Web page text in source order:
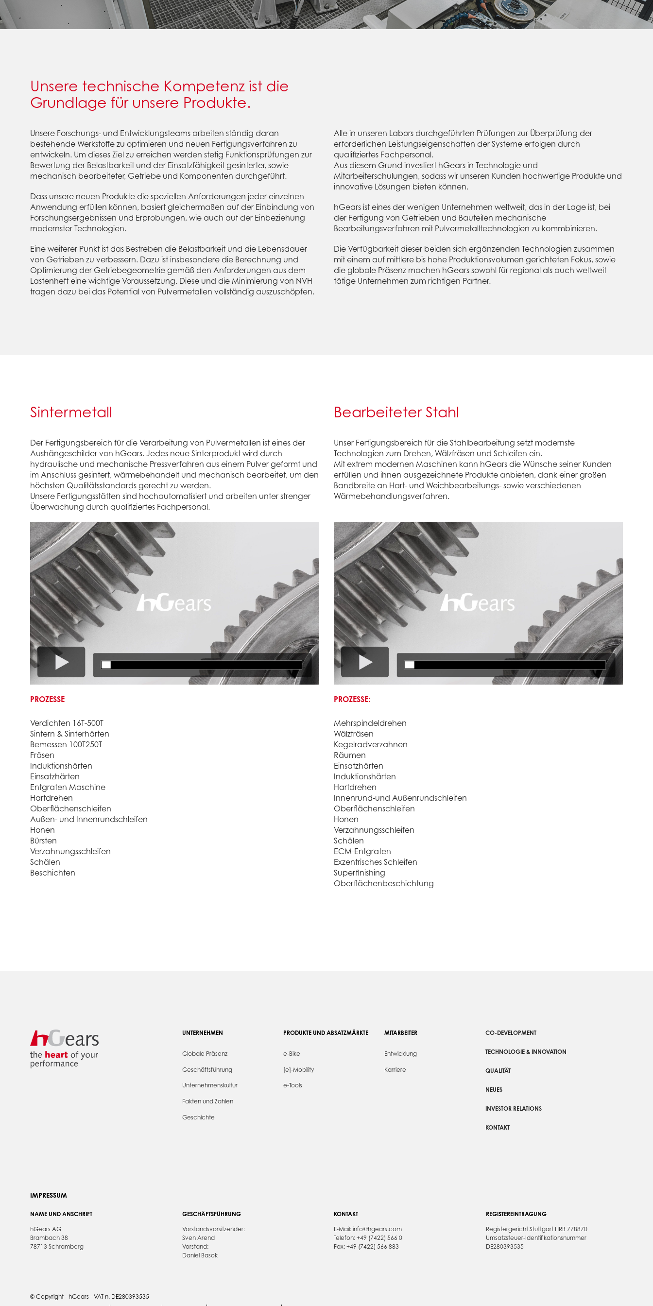
Unsere technische Kompetenz ist die
Grundlage für unsere Produkte.
Unsere Forschungs- und Entwicklungsteams arbeiten ständig daran
bestehende Werkstoffe zu optimieren und neuen Fertigungsverfahren zu
entwickeln. Um dieses Ziel zu erreichen werden stetig Funktionsprüfungen zur
Bewertung der Belastbarkeit und der Einsatzfähigkeit gesinterter, sowie
mechanisch bearbeiteter, Getriebe und Komponenten durchgeführt.
Dass unsere neuen Produkte die speziellen Anforderungen jeder einzelnen
Anwendung erfüllen können, basiert gleichermaßen auf der Einbindung von
Forschungsergebnissen und Erprobungen, wie auch auf der Einbeziehung
modernster Technologien.
Eine weiterer Punkt ist das Bestreben die Belastbarkeit und die Lebensdauer
von Getrieben zu verbessern. Dazu ist insbesondere die Berechnung und
Optimierung der Getriebegeometrie gemäß den Anforderungen aus dem
Lastenheft eine wichtige Voraussetzung. Diese und die Minimierung von NVH
tragen dazu bei das Potential von Pulvermetallen vollständig auszuschöpfen.
Alle in unseren Labors durchgeführten Prüfungen zur Überprüfung der
erforderlichen Leistungseigenschaften der Systeme erfolgen durch
qualifiziertes Fachpersonal.
Aus diesem Grund investiert hGears in Technologie und
Mitarbeiterschulungen, sodass wir unseren Kunden hochwertige Produkte und
innovative Lösungen bieten können.
hGears ist eines der wenigen Unternehmen weltweit, das in der Lage ist, bei
der Fertigung von Getrieben und Bauteilen mechanische
Bearbeitungsverfahren mit Pulvermetalltechnologien zu kommbinieren.
Die Verfügbarkeit dieser beiden sich ergänzenden Technologien zusammen
mit einem auf mittlere bis hohe Produktionsvolumen gerichteten Fokus, sowie
die globale Präsenz machen hGears sowohl für regional als auch weltweit
tätige Unternehmen zum richtigen Partner.
Sintermetall
Der Fertigungsbereich für die Verarbeitung von Pulvermetallen ist eines der
Aushängeschilder von hGears. Jedes neue Sinterprodukt wird durch
hydraulische und mechanische Pressverfahren aus einem Pulver geformt und
im Anschluss gesintert, wärmebehandelt und mechanisch bearbeitet, um den
höchsten Qualitätsstandards gerecht zu werden.
Unsere Fertigungsstätten sind hochautomatisiert und arbeiten unter strenger
Überwachung durch qualifiziertes Fachpersonal.
PROZESSE
Verdichten 16T-500T
Sintern & Sinterhärten
Bemessen 100T250T
Fräsen
Induktionshärten
Einsatzhärten
Entgraten Maschine
Hartdrehen
Oberflächenschleifen
Außen- und Innenrundschleifen
Honen
Bürsten
Verzahnungsschleifen
Schälen
Beschichten
Bearbeiteter Stahl
Unser Fertigungsbereich für die Stahlbearbeitung setzt modernste
Technologien zum Drehen, Wälzfräsen und Schleifen ein.
Mit extrem modernen Maschinen kann hGears die Wünsche seiner Kunden
erfüllen und ihnen ausgezeichnete Produkte anbieten, dank einer großen
Bandbreite an Hart- und Weichbearbeitungs- sowie verschiedenen
Wärmebehandlungsverfahren.
PROZESSE:
Mehrspindeldrehen
Wälzfräsen
Kegelradverzahnen
Räumen
Einsatzhärten
Induktionshärten
Hartdrehen
Innenrund-und Außenrundschleifen
Oberflächenschleifen
Honen
Verzahnungsschleifen
Schälen
ECM-Entgraten
Exzentrisches Schleifen
Superfinishing
Oberflächenbeschichtung
UNTERNEHMEN
Globale Präsenz
Geschäftsführung
Unternehmenskultur
Fakten und Zahlen
Geschichte
PRODUKTE UND ABSATZMÄRKTE
e-Bike
[e]-Mobility
e-Tools
MITARBEITER
Entwicklung
Karriere
CO-DEVELOPMENT
TECHNOLOGIE & INNOVATION
QUALITÄT
NEUES
INVESTOR RELATIONS
KONTAKT
IMPRESSUM
NAME UND ANSCHRIFT
hGears AG
Brambach 38
78713 Schramberg
GESCHÄFTSFÜHRUNG
Vorstandsvorsitzender:
Sven Arend
Vorstand:
Daniel Basok
KONTAKT
E-Mail: info@hgears.com
Telefon: +49 (7422) 566 0
Fax: +49 (7422) 566 883
REGISTEREINTRAGUNG
Registergericht Stuttgart HRB 778870
Umsatzsteuer-Identifikationsnummer
DE280393535
© Copyright - hGears - VAT n. DE280393535